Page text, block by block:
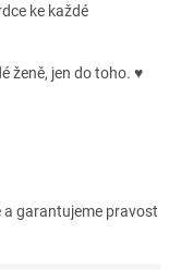
ke každé
ženě, jen do toho. ♥
garantujeme pravost